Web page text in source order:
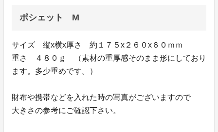
ポシェット M
サイズ 縦x横x厚さ 約１７５x２６０x６０ｍｍ
重さ ４８０ｇ （素材の重厚感そのまま形にしており
ます。多少重めです。）
財布や携帯などを入れた時の写真がございますので
大きさの参考にご確認下さい。